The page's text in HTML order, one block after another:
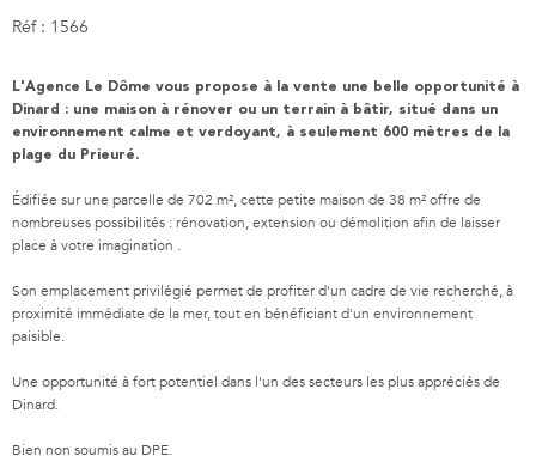
Réf : 1566
L'Agence Le Dôme vous propose à la vente une belle opportunité à
Dinard : une maison à rénover ou un terrain à bâtir, situé dans un
environnement calme et verdoyant, à seulement 600 mètres de la
plage du Prieuré.
Édifiée sur une parcelle de 702 m², cette petite maison de 38 m² offre de
nombreuses possibilités : rénovation, extension ou démolition afin de laisser
place à votre imagination .
Son emplacement privilégié permet de profiter d'un cadre de vie recherché, à
proximité immédiate de la mer, tout en bénéficiant d'un environnement
paisible.
Une opportunité à fort potentiel dans l'un des secteurs les plus appréciés de
Dinard.
Bien non soumis au DPE.